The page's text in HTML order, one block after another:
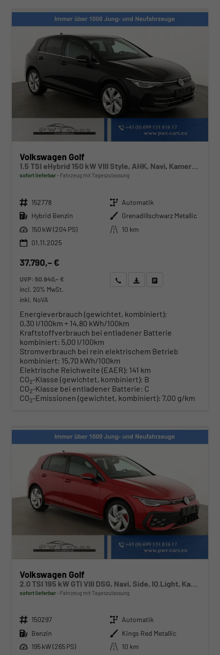
Volkswagen Golf
1.5 TSI eHybrid 150 kW VIII Style, AHK, Navi, Kamera, Side, LED-Plus
sofort lieferbar Fahrzeug mit Tageszulassung
Fahrzeugnr. 152778 Getriebe Automatik
Kraftstoff Hybrid Benzin Außenfarbe Grenadillschwarz Metallic
Leistung 150 kW (204 PS) Kilometerstand
10 km
01.11.2025
37.790,– €
UVP: 50.940,– €
incl. 20% MwSt.
inkl. NoVA
Wir rufen Sie anAngebot drucken (PDF)
Energieverbrauch (gewichtet, kombiniert):
0,30 l/100km + 14,80 kWh/100km
Kraftstoffverbrauch bei entladener Batterie
kombiniert: 5,00 l/100km
Stromverbrauch bei rein elektrischem Betrieb
kombiniert: 15,70 kWh/100km
Elektrische Reichweite (EAER): 141 km
CO2-Klasse (gewichtet, kombiniert): B
CO2-Klasse bei entladener Batterie: C
CO2-Emissionen (gewichtet, kombiniert): 7,00 g/km
Volkswagen Golf
sofort lieferbar Fahrzeug mit Tageszulassung
Fahrzeugnr. 150297 Getriebe Automatik
Kraftstoff Benzin Außenfarbe Kings Red Metallic
Leistung 195 kW (265 PS) Kilometerstand
10 km